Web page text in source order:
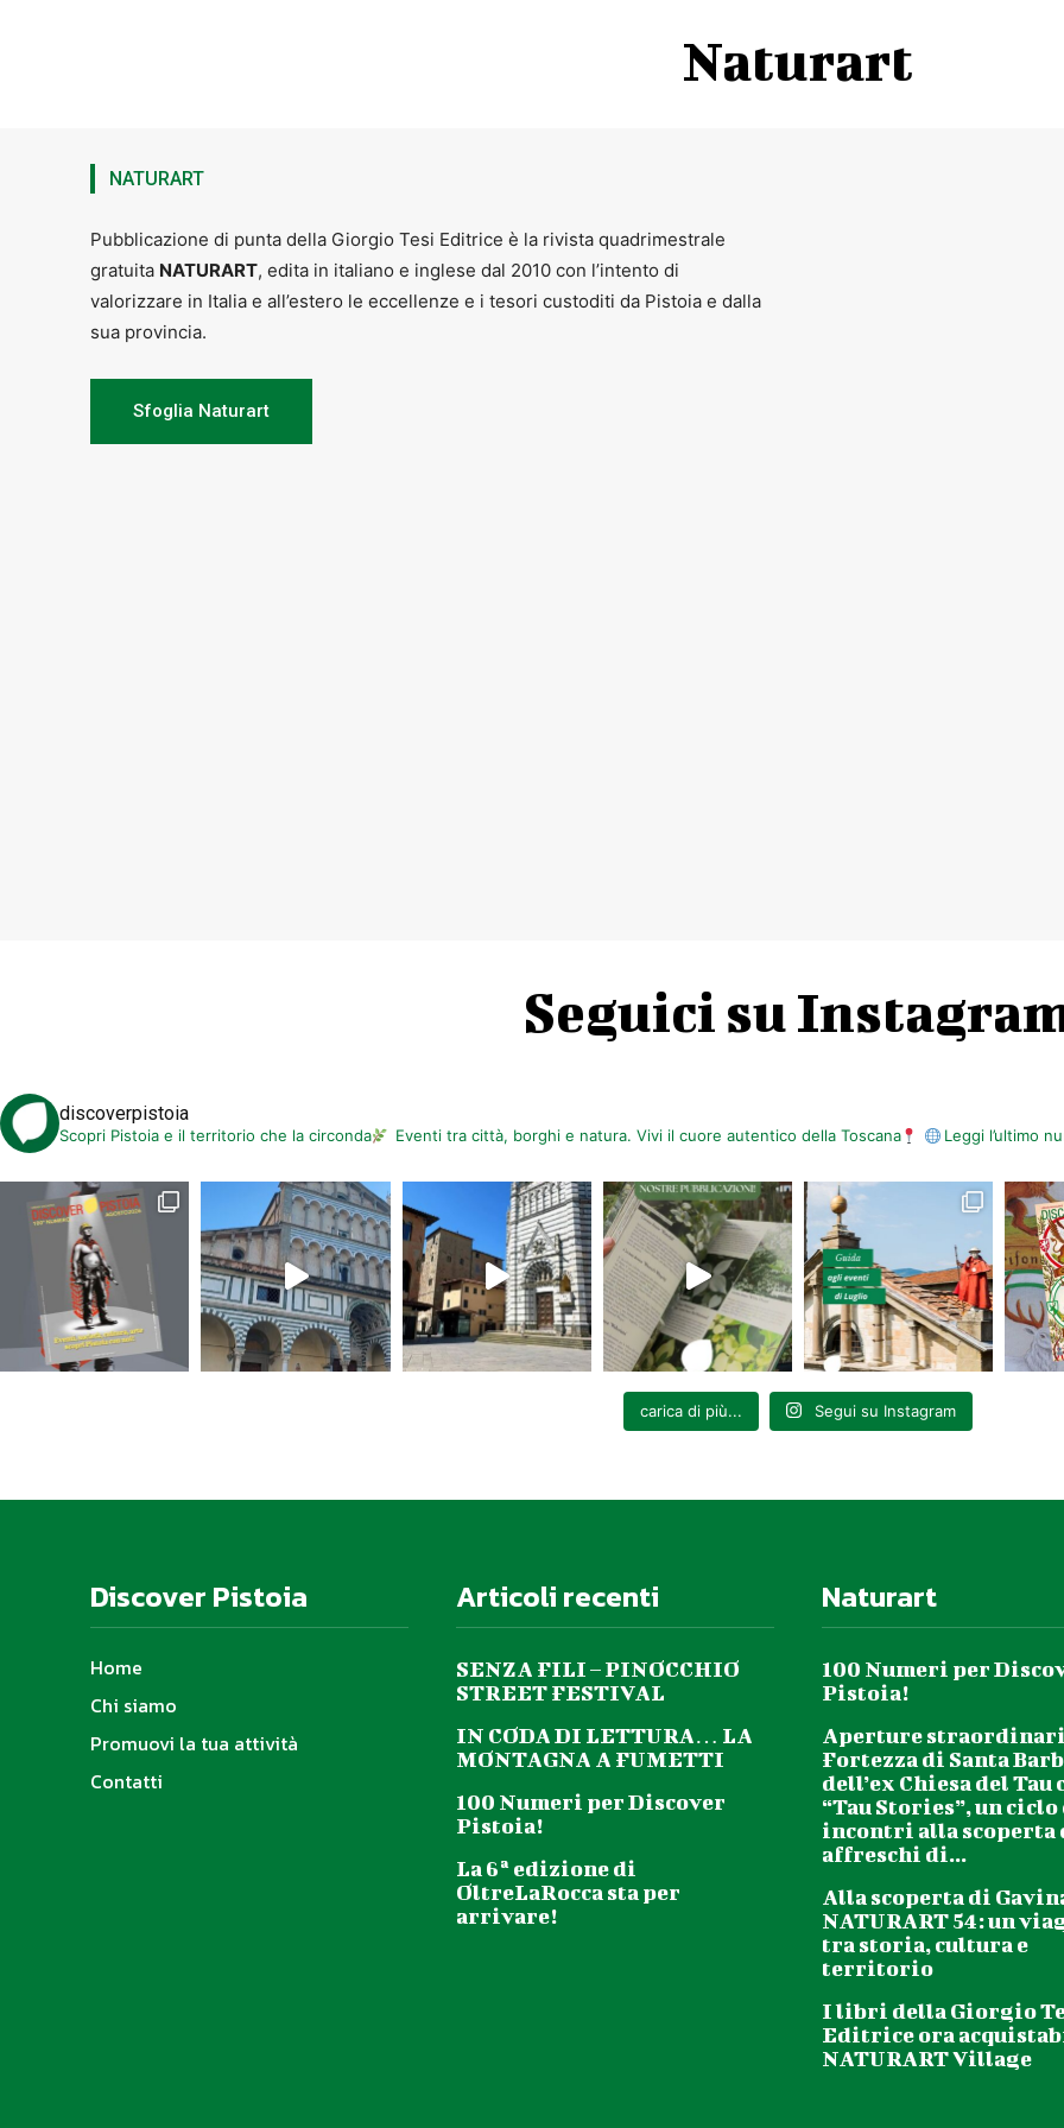
Naturart
NATURART
Pubblicazione di punta della Giorgio Tesi Editrice è la rivista quadrimestrale
gratuita NATURART, edita in italiano e inglese dal 2010 con l’intento di
valorizzare in Italia e all’estero le eccellenze e i tesori custoditi da Pistoia e dalla
sua provincia.
Sfoglia Naturart
Seguici su
discoverpistoia
Scopri Pistoia e il territorio che la circonda Eventi tra città, borghi e natura. Vivi il cuore autentico della Toscana Leggi l’ultimo
carica di più... Segui su Instagram
Discover Pistoia
Home
Chi siamo
Promuovi la tua attività
Contatti
Articoli recenti
SENZA FILI – PINOCCHIO
STREET FESTIVAL
IN CODA DI LETTURA… LA
MONTAGNA A FUMETTI
100 Numeri per Discover
Pistoia!
La 6ª edizione di
OltreLaRocca sta per
arrivare!
Naturart
100 Numeri per
Pistoia!
Aperture
Fortezza di Santa
dell’ex Chiesa del Tau
“Tau Stories”, un
incontri alla scoperta
affreschi di...
Alla scoperta di
NATURART 54: un
tra storia, cultura e
territorio
I libri della Giorgio
Editrice ora
NATURART Village